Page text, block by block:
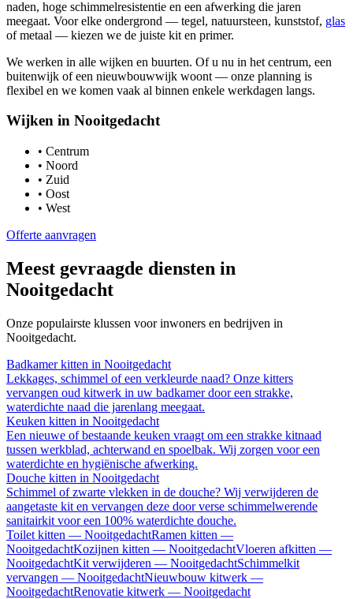
naden, hoge schimmelresistentie en een afwerking die jaren
meegaat. Voor elke ondergrond — tegel, natuursteen, kunststof, glas
of metaal — kiezen we de juiste kit en primer.
We werken in alle wijken en buurten. Of u nu in het centrum, een
buitenwijk of een nieuwbouwwijk woont — onze planning is
flexibel en we komen vaak al binnen enkele werkdagen langs.
Wijken in Nooitgedacht
• Centrum
• Noord
• Zuid
• Oost
• West
Offerte aanvragen
Meest gevraagde diensten in
Nooitgedacht
Onze populairste klussen voor inwoners en bedrijven in
Nooitgedacht.
Badkamer kitten in Nooitgedacht
Lekkages, schimmel of een verkleurde naad? Onze kitters
vervangen oud kitwerk in uw badkamer door een strakke,
waterdichte naad die jarenlang meegaat.
Keuken kitten in Nooitgedacht
Een nieuwe of bestaande keuken vraagt om een strakke kitnaad
tussen werkblad, achterwand en spoelbak. Wij zorgen voor een
waterdichte en hygiënische afwerking.
Douche kitten in Nooitgedacht
Schimmel of zwarte vlekken in de douche? Wij verwijderen de
aangetaste kit en vervangen deze door verse schimmelwerende
sanitairkit voor een 100% waterdichte douche.
Toilet kitten — NooitgedachtRamen kitten —
NooitgedachtKozijnen kitten — NooitgedachtVloeren afkitten —
NooitgedachtKit verwijderen — NooitgedachtSchimmelkit
vervangen — NooitgedachtNieuwbouw kitwerk —
NooitgedachtRenovatie kitwerk — Nooitgedacht